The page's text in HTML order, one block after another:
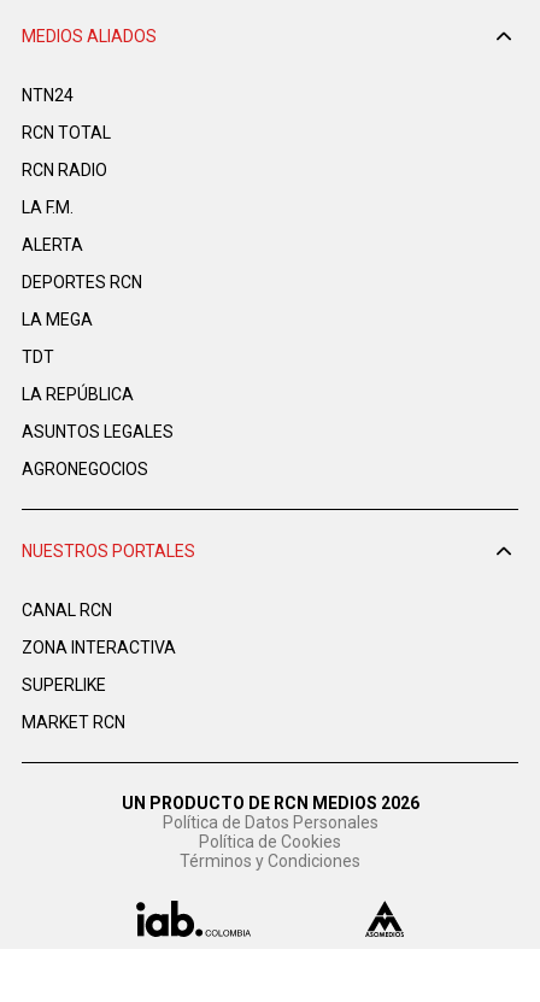
MEDIOS ALIADOS
NTN24
RCN TOTAL
RCN RADIO
LA F.M.
ALERTA
DEPORTES RCN
LA MEGA
TDT
LA REPÚBLICA
ASUNTOS LEGALES
AGRONEGOCIOS
NUESTROS PORTALES
CANAL RCN
ZONA INTERACTIVA
SUPERLIKE
MARKET RCN
UN PRODUCTO DE RCN MEDIOS 2026
Política de Datos Personales
Política de Cookies
Términos y Condiciones